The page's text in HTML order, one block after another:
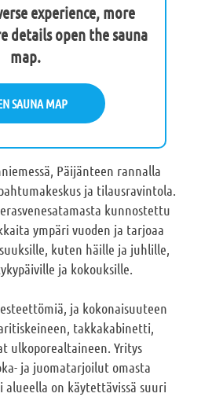
experience, more
details open the sauna
map.
SAUNA MAP
Päijänteen rannalla
ja tilausravintola.
kunnostettu
ympäri vuoden ja tarjoaa
kuten häille ja juhlille,
ja kokouksille.
ja kokonaisuuteen
takkakabinetti,
ulkoporealtaineen. Yritys
ja juomatarjoilut omasta
alueella on käytettävissä suuri